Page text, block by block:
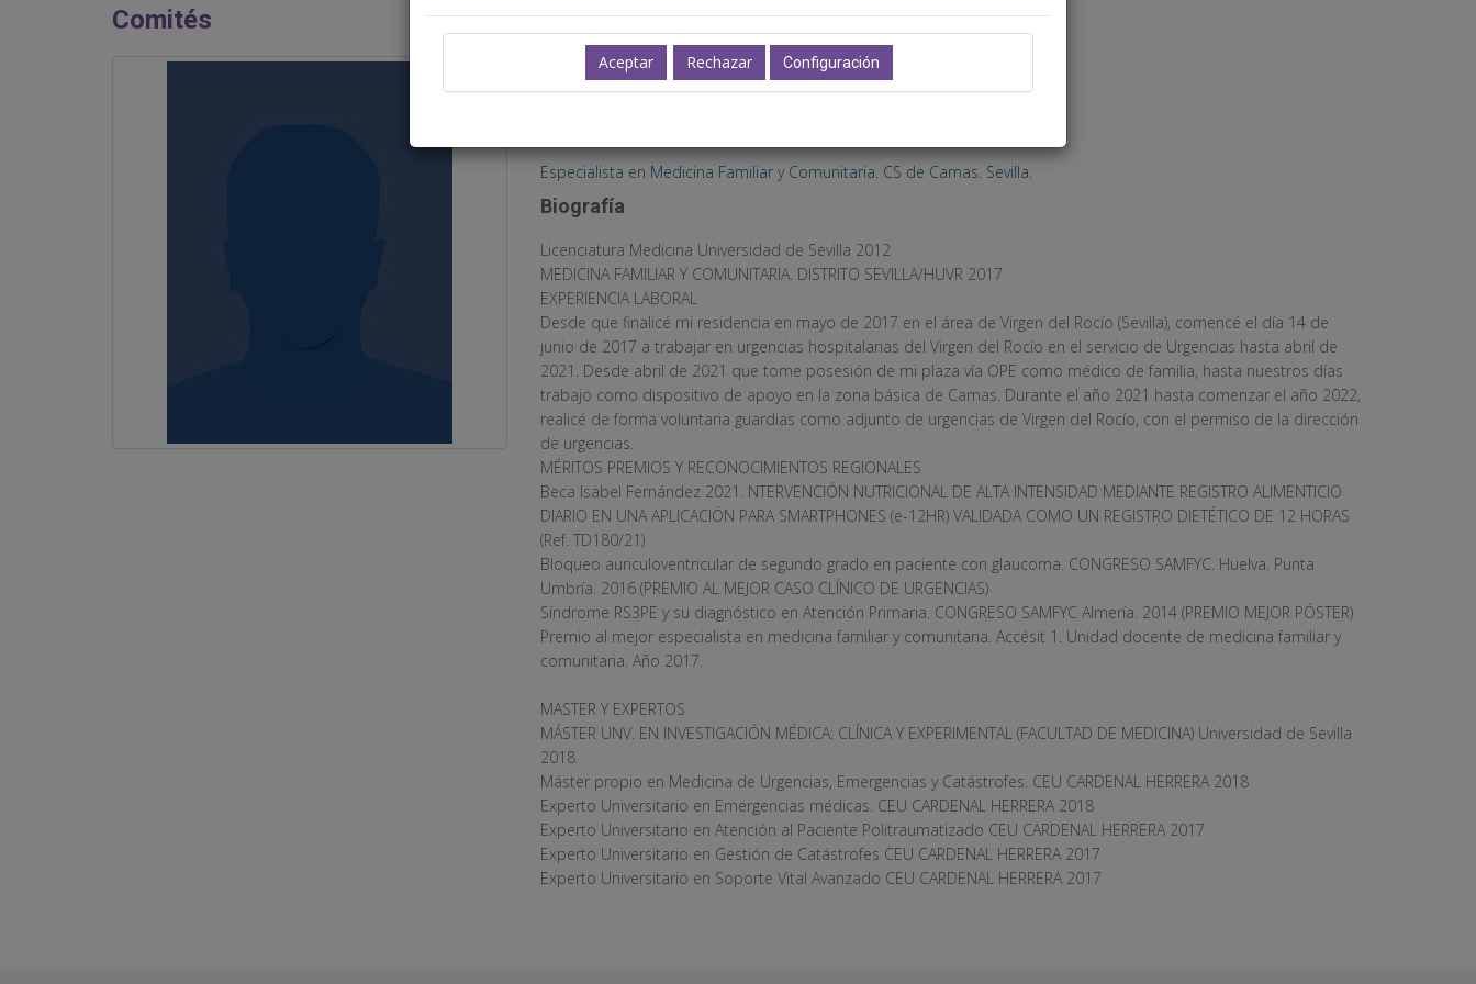
Configuración
Comités
D. Pedro Mesa Rodríguez
Especialista en Medicina Familiar y Comunitaria. CS de Camas. Sevilla.
Biografía
Licenciatura Medicina Universidad de Sevilla 2012
MEDICINA FAMILIAR Y COMUNITARIA. DISTRITO SEVILLA/HUVR 2017
EXPERIENCIA LABORAL
Desde que finalicé mi residencia en mayo de 2017 en el área de Virgen del Rocío (Sevilla), comencé el día 14 de
junio de 2017 a trabajar en urgencias hospitalarias del Virgen del Rocío en el servicio de Urgencias hasta abril de
2021. Desde abril de 2021 que tome posesión de mi plaza vía OPE como médico de familia, hasta nuestros días
trabajo como dispositivo de apoyo en la zona básica de Camas. Durante el año 2021 hasta comenzar el año 2022,
realicé de forma voluntaria guardias como adjunto de urgencias de Virgen del Rocío, con el permiso de la dirección
de urgencias.
MÉRITOS PREMIOS Y RECONOCIMIENTOS REGIONALES
Beca Isabel Fernández 2021. NTERVENCIÓN NUTRICIONAL DE ALTA INTENSIDAD MEDIANTE REGISTRO ALIMENTICIO
DIARIO EN UNA APLICACIÓN PARA SMARTPHONES (e-12HR) VALIDADA COMO UN REGISTRO DIETÉTICO DE 12 HORAS
(Ref. TD180/21)
Bloqueo auriculoventricular de segundo grado en paciente con glaucoma. CONGRESO SAMFYC. Huelva. Punta
Umbría. 2016 (PREMIO AL MEJOR CASO CLÍNICO DE URGENCIAS)
Síndrome RS3PE y su diagnóstico en Atención Primaria. CONGRESO SAMFYC Almería. 2014 (PREMIO MEJOR PÓSTER)
Premio al mejor especialista en medicina familiar y comunitaria. Accésit 1. Unidad docente de medicina familiar y
comunitaria. Año 2017.
MASTER Y EXPERTOS
MÁSTER UNV. EN INVESTIGACIÓN MÉDICA: CLÍNICA Y EXPERIMENTAL (FACULTAD DE MEDICINA) Universidad de Sevilla
2018
Máster propio en Medicina de Urgencias, Emergencias y Catástrofes. CEU CARDENAL HERRERA 2018
Experto Universitario en Emergencias médicas. CEU CARDENAL HERRERA 2018
Experto Universitario en Atención al Paciente Politraumatizado CEU CARDENAL HERRERA 2017
Experto Universitario en Gestión de Catástrofes CEU CARDENAL HERRERA 2017
Experto Universitario en Soporte Vital Avanzado CEU CARDENAL HERRERA 2017